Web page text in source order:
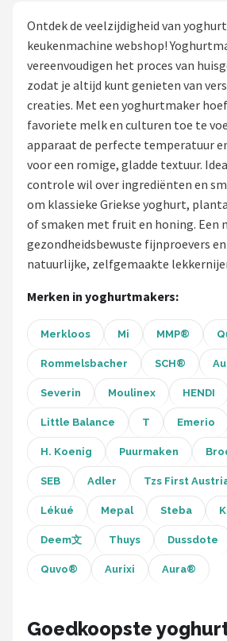
Staafmixers
Juicers
Shop
Kenwood
Moulinex
KitchenAid
Magimix
Braun
Bardi
Bartscher
Nutribullet
KitchenBrothers
Philips
Ontdek de veelzijdigheid van
keukenmachine webshop!
vereenvoudigen het proces van
zodat je altijd kunt genieten van
creaties. Met een yoghurtmaker
favoriete melk en culturen toe te
apparaat de perfecte temperatuur
voor een romige, gladde textuur.
controle wil over ingrediënten en
om klassieke Griekse yoghurt,
of smaken met fruit en honing. Een
gezondheidsbewuste fijnproevers
natuurlijke, zelfgemaakte
Merken in yoghurtmakers:
Merkloos Mi MMP®
Rommelsbacher SCH®
Severin Moulinex HENDI
Little Balance T Emerio
H. Koenig Puurmaken
SEB Adler Tzs First
Lékué Mepal Steba
Deem文 Thuys Dussdote
Quvo® Aurixi Aura®
Goedkoopste